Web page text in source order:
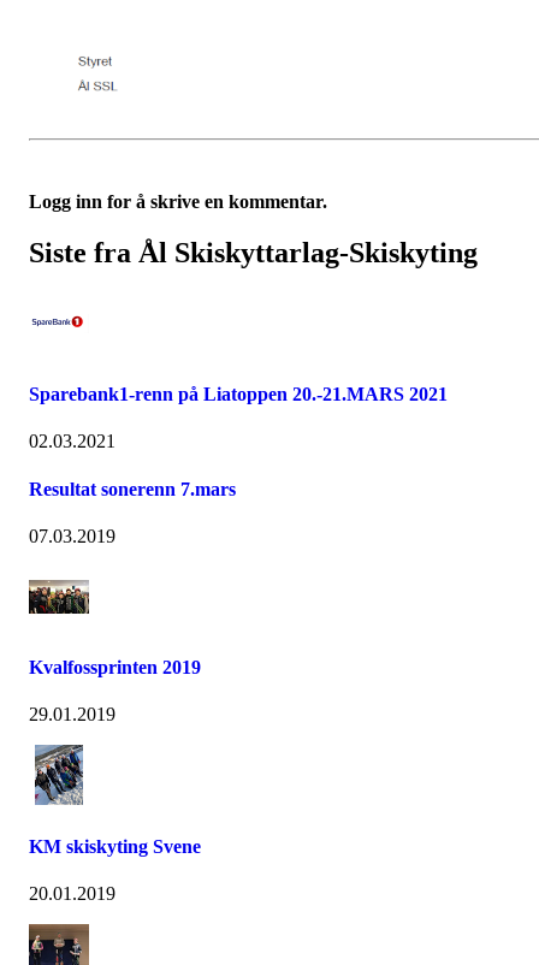
Logg inn for å skrive en kommentar.
Siste fra Ål Skiskyttarlag-Skiskyting
Sparebank1-renn på Liatoppen 20.-21.MARS 2021
02.03.2021
Resultat sonerenn 7.mars
07.03.2019
Kvalfossprinten 2019
29.01.2019
KM skiskyting Svene
20.01.2019